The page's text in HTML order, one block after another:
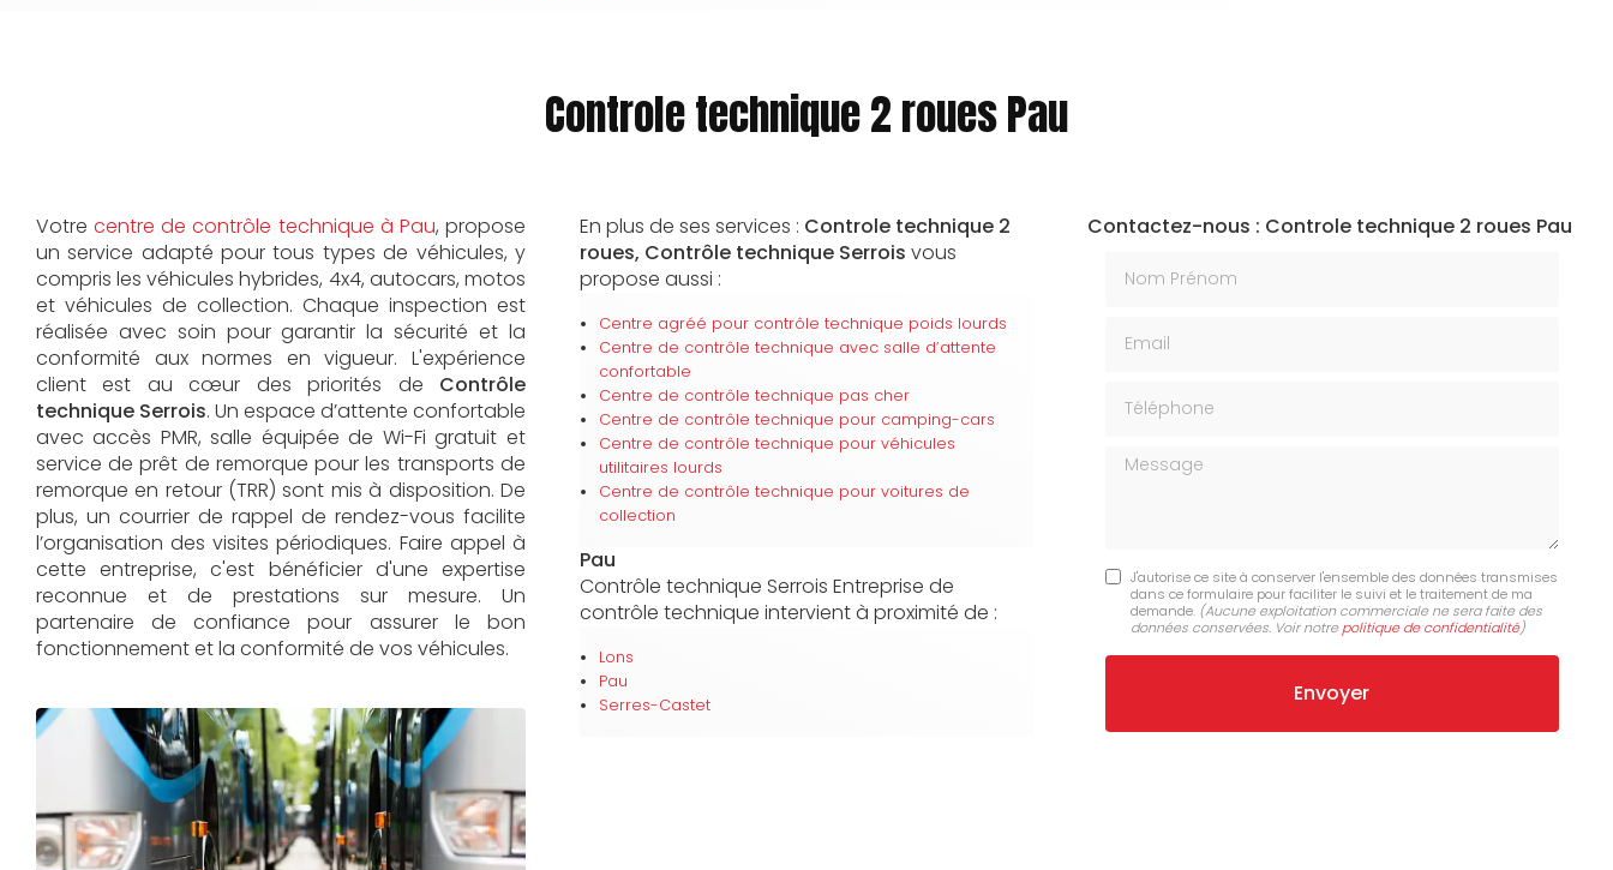
Controle technique 2 roues Pau
Votre centre de contrôle technique à Pau, propose
un service adapté pour tous types de véhicules, y
compris les véhicules hybrides, 4x4, autocars, motos
et véhicules de collection. Chaque inspection est
réalisée avec soin pour garantir la sécurité et la
conformité aux normes en vigueur. L'expérience
client est au cœur des priorités de Contrôle
technique Serrois. Un espace d’attente confortable
avec accès PMR, salle équipée de Wi-Fi gratuit et
service de prêt de remorque pour les transports de
remorque en retour (TRR) sont mis à disposition. De
plus, un courrier de rappel de rendez-vous facilite
l’organisation des visites périodiques. Faire appel à
cette entreprise, c'est bénéficier d'une expertise
reconnue et de prestations sur mesure. Un
partenaire de confiance pour assurer le bon
fonctionnement et la conformité de vos véhicules.
En plus de ses services : Controle technique 2
roues, Contrôle technique Serrois vous
propose aussi :
Centre agréé pour contrôle technique poids lourds
Centre de contrôle technique avec salle d’attente
confortable
Centre de contrôle technique pas cher
Centre de contrôle technique pour camping-cars
Centre de contrôle technique pour véhicules
utilitaires lourds
Centre de contrôle technique pour voitures de
collection
Pau
Contrôle technique Serrois Entreprise de
contrôle technique intervient à proximité de :
Lons
Pau
Serres-Castet
Contactez-nous : Controle technique 2 roues Pau
Message
J'autorise ce site à conserver l'ensemble des données transmises
dans ce formulaire pour faciliter le suivi et le traitement de ma
demande. (Aucune exploitation commerciale ne sera faite des
données conservées. Voir notre politique de confidentialité)